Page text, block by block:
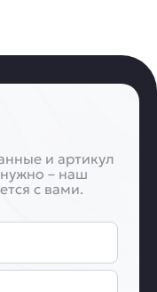
и артикул
– наш
с вами.